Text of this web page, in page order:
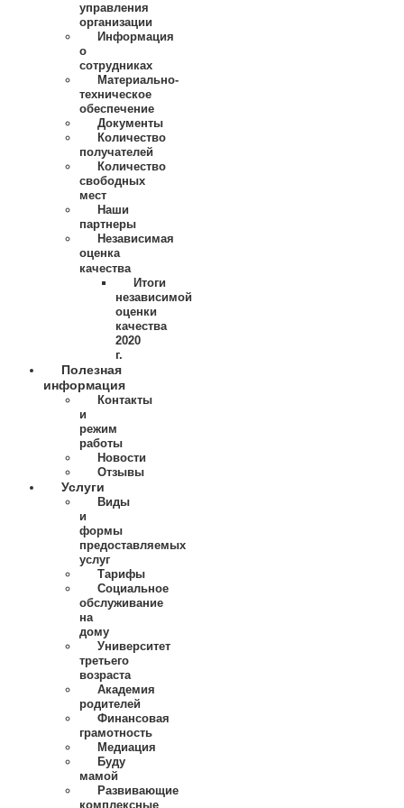
управления
организации
Информация
о
сотрудниках
Материально-
техническое
обеспечение
Документы
Количество
получателей
Количество
свободных
мест
Наши
партнеры
Независимая
оценка
качества
Итоги
независимой
оценки
качества
2020
г.
Полезная
информация
Контакты
и
режим
работы
Новости
Отзывы
Услуги
Виды
и
формы
предоставляемых
услуг
Тарифы
Социальное
обслуживание
на
дому
Университет
третьего
возраста
Академия
родителей
Финансовая
грамотность
Медиация
Буду
мамой
Развивающие
комплексные